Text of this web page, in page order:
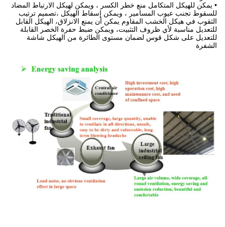
، ويمكن لهيكل الارتباط المضاد
إسقاط الهيكل ،تصميم ترتيب
أن يمنع الانزلاق، الهيكل القابل
ويمكن ضبط حفرة الخصر القابلة
الطائرة من الهيكل شاشة